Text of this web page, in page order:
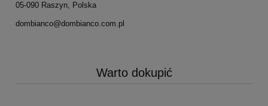
05-090 Raszyn, Polska
dombianco@dombianco.com.pl
Warto dokupić